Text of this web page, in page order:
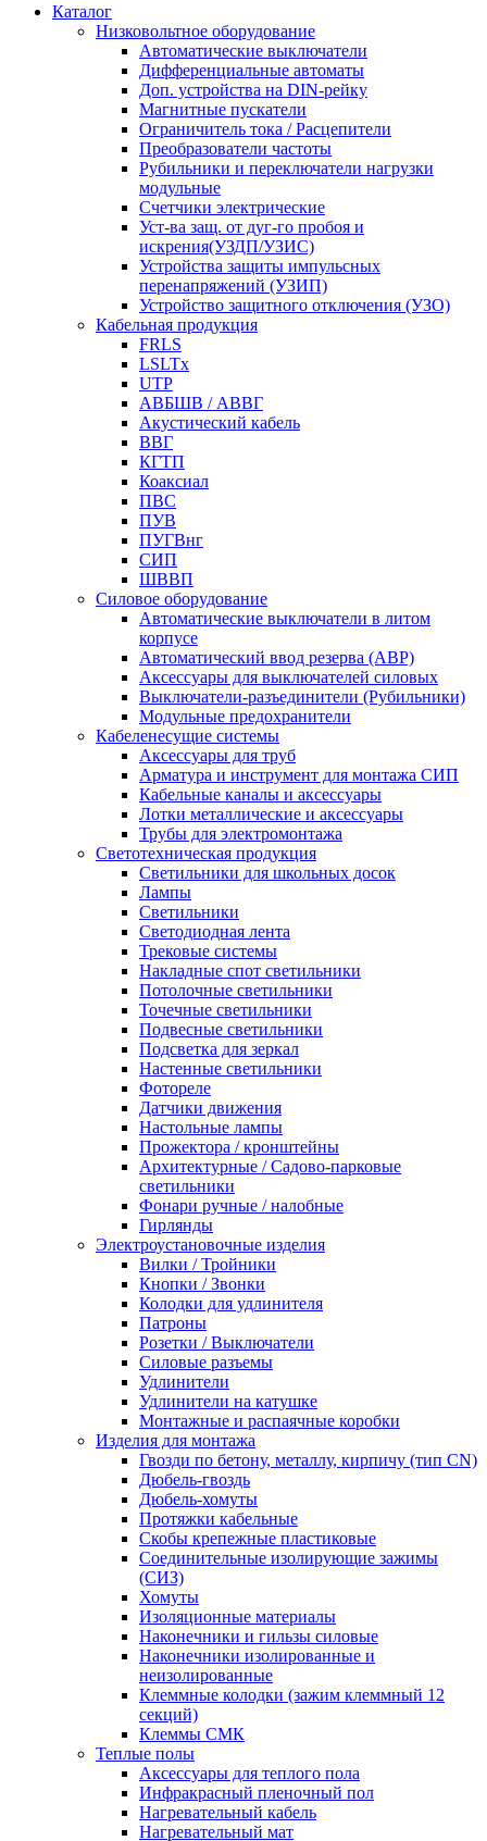
Каталог
Низковольтное оборудование
Автоматические выключатели
Дифференциальные автоматы
Доп. устройства на DIN-рейку
Магнитные пускатели
Ограничитель тока / Расцепители
Преобразователи частоты
Рубильники и переключатели нагрузки
модульные
Счетчики электрические
Уст-ва защ. от дуг-го пробоя и
искрения(УЗДП/УЗИС)
Устройства защиты импульсных
перенапряжений (УЗИП)
Устройство защитного отключения (УЗО)
Кабельная продукция
FRLS
LSLTx
UTP
АВБШВ / АВВГ
Акустический кабель
ВВГ
КГТП
Коаксиал
ПВС
ПУВ
ПУГВнг
СИП
ШВВП
Силовое оборудование
Автоматические выключатели в литом
корпусе
Автоматический ввод резерва (АВР)
Аксессуары для выключателей силовых
Выключатели-разъединители (Рубильники)
Модульные предохранители
Кабеленесущие системы
Аксессуары для труб
Арматура и инструмент для монтажа СИП
Кабельные каналы и аксессуары
Лотки металлические и аксессуары
Трубы для электромонтажа
Светотехническая продукция
Светильники для школьных досок
Лампы
Светильники
Светодиодная лента
Трековые системы
Накладные спот светильники
Потолочные светильники
Точечные светильники
Подвесные светильники
Подсветка для зеркал
Настенные светильники
Фотореле
Датчики движения
Настольные лампы
Прожектора / кронштейны
Архитектурные / Садово-парковые
светильники
Фонари ручные / налобные
Гирлянды
Электроустановочные изделия
Вилки / Тройники
Кнопки / Звонки
Колодки для удлинителя
Патроны
Розетки / Выключатели
Силовые разъемы
Удлинители
Удлинители на катушке
Монтажные и распаячные коробки
Изделия для монтажа
Гвозди по бетону, металлу, кирпичу (тип CN)
Дюбель-гвоздь
Дюбель-хомуты
Протяжки кабельные
Скобы крепежные пластиковые
Соединительные изолирующие зажимы
(СИЗ)
Хомуты
Изоляционные материалы
Наконечники и гильзы силовые
Наконечники изолированные и
неизолированные
Клеммные колодки (зажим клеммный 12
секций)
Клеммы СМК
Теплые полы
Аксессуары для теплого пола
Инфракрасный пленочный пол
Нагревательный кабель
Нагревательный мат